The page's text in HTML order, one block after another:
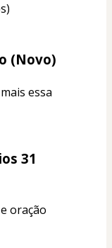
(Novo)
essa
31
oração